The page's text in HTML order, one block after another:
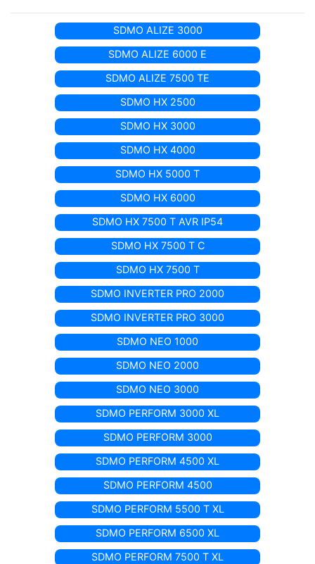
SDMO ALIZE 3000
SDMO ALIZE 6000 E
SDMO ALIZE 7500 TE
SDMO HX 2500
SDMO HX 3000
SDMO HX 4000
SDMO HX 5000 T
SDMO HX 6000
SDMO HX 7500 T AVR IP54
SDMO HX 7500 T C
SDMO HX 7500 T
SDMO INVERTER PRO 2000
SDMO INVERTER PRO 3000
SDMO NEO 1000
SDMO NEO 2000
SDMO NEO 3000
SDMO PERFORM 3000 XL
SDMO PERFORM 3000
SDMO PERFORM 4500 XL
SDMO PERFORM 4500
SDMO PERFORM 5500 T XL
SDMO PERFORM 6500 XL
SDMO PERFORM 7500 T XL